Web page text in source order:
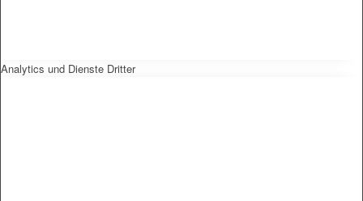
Analytics und Dienste Dritter